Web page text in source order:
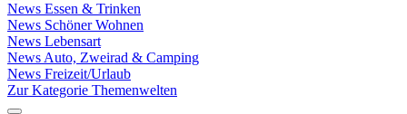
News Essen & Trinken
News Schöner Wohnen
News Lebensart
News Auto, Zweirad & Camping
News Freizeit/Urlaub
Zur Kategorie Themenwelten